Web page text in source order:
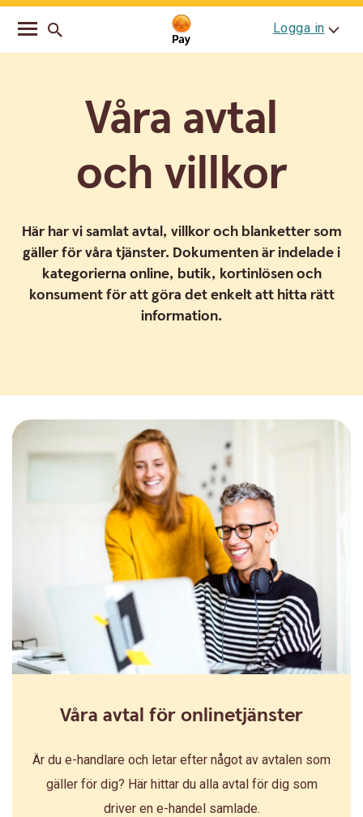
Go
Skip
Logga in
Våra avtal
och villkor
Här har vi samlat avtal, villkor och blanketter som
gäller för våra tjänster. Dokumenten är indelade i
kategorierna online, butik, kortinlösen och
konsument för att göra det enkelt att hitta rätt
information.
Våra avtal för onlinetjänster
Är du e-handlare och letar efter något av avtalen som
gäller för dig? Här hittar du alla avtal för dig som
driver en e-handel samlade.